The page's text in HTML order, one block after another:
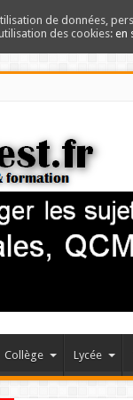
Collège Lycée
de données,
des cookies: en